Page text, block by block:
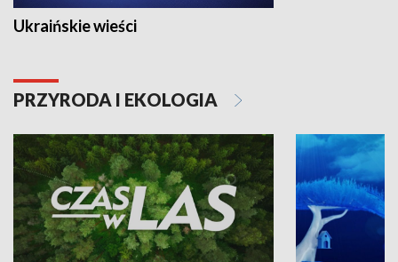
Ukraińskie wieści
PRZYRODA I EKOLOGIA